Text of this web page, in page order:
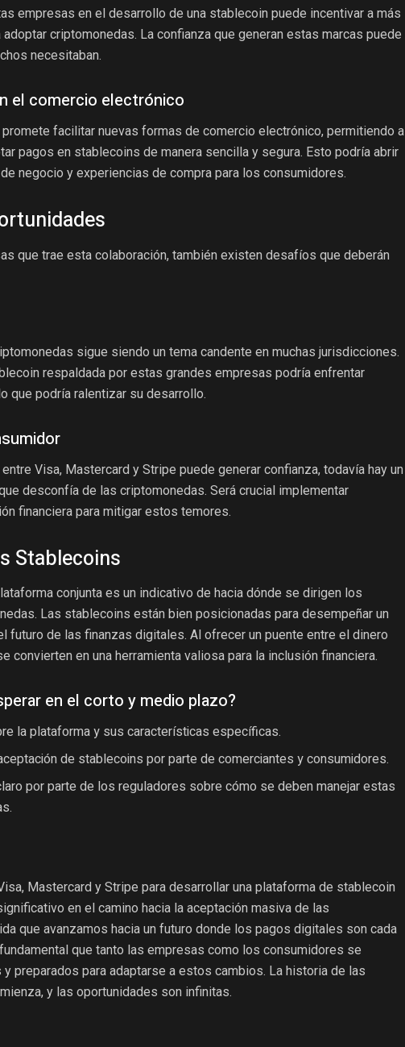
empresas en el desarrollo de una stablecoin puede incentivar a más
criptomonedas. La confianza que generan estas marcas puede
necesitaban.
el comercio electrónico
promete facilitar nuevas formas de comercio electrónico, permitiendo a
pagos en stablecoins de manera sencilla y segura. Esto podría abrir
negocio y experiencias de compra para los consumidores.
que trae esta colaboración, también existen desafíos que deberán
sigue siendo un tema candente en muchas jurisdicciones.
respaldada por estas grandes empresas podría enfrentar
que podría ralentizar su desarrollo.
Visa, Mastercard y Stripe puede generar confianza, todavía hay un
desconfía de las criptomonedas. Será crucial implementar
financiera para mitigar estos temores.
Stablecoins
conjunta es un indicativo de hacia dónde se dirigen los
Las stablecoins están bien posicionadas para desempeñar un
futuro de las finanzas digitales. Al ofrecer un puente entre el dinero
convierten en una herramienta valiosa para la inclusión financiera.
en el corto y medio plazo?
la plataforma y sus características específicas.
de stablecoins por parte de comerciantes y consumidores.
por parte de los reguladores sobre cómo se deben manejar estas
Mastercard y Stripe para desarrollar una plataforma de stablecoin
en el camino hacia la aceptación masiva de las
que avanzamos hacia un futuro donde los pagos digitales son cada
que tanto las empresas como los consumidores se
preparados para adaptarse a estos cambios. La historia de las
y las oportunidades son infinitas.